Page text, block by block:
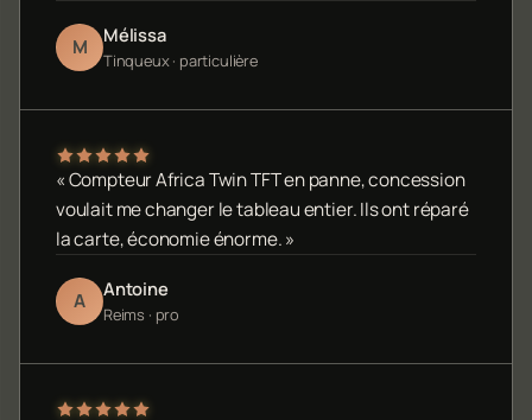
M Mélissa
Tinqueux · particulière
« Compteur Africa Twin TFT en panne, concession
voulait me changer le tableau entier. Ils ont réparé
la carte, économie énorme. »
A Antoine
Reims · pro